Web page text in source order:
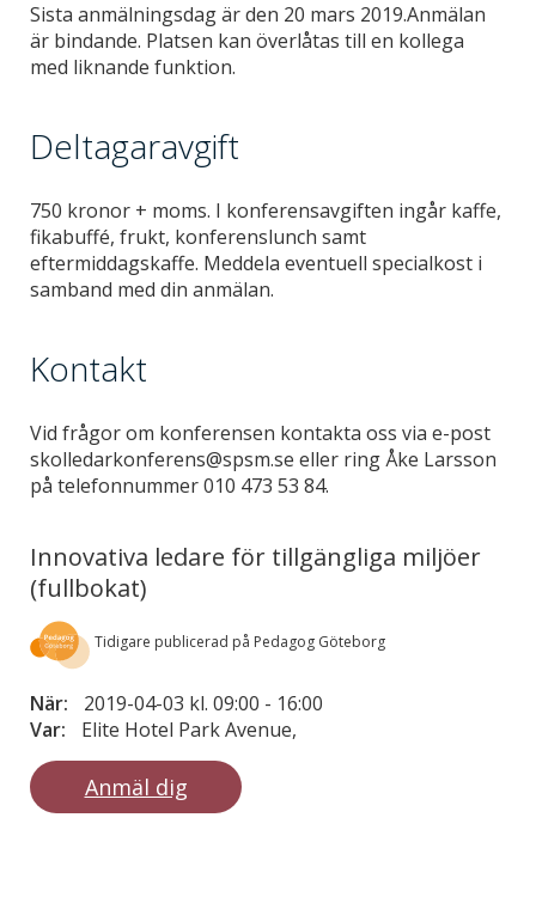
Sista anmälningsdag är den 20 mars 2019.Anmälan
är bindande. Platsen kan överlåtas till en kollega
med liknande funktion.
Deltagaravgift
750 kronor + moms. I konferensavgiften ingår kaffe,
fikabuffé, frukt, konferenslunch samt
eftermiddagskaffe. Meddela eventuell specialkost i
samband med din anmälan.
Kontakt
Vid frågor om konferensen kontakta oss via e-post
skolledarkonferens@spsm.se eller ring Åke Larsson
på telefonnummer 010 473 53 84.
Innovativa ledare för tillgängliga miljöer
(fullbokat)
Tidigare publicerad på Pedagog Göteborg
När: 2019-04-03 kl. 09:00 - 16:00
Var:
Elite Hotel Park Avenue,
Anmäl dig